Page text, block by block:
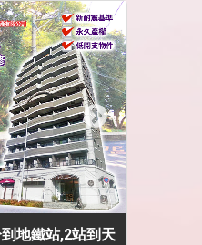
地鐵站,2站到天